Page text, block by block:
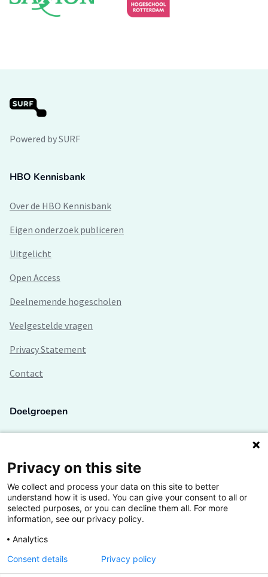
Powered by SURF
HBO Kennisbank
Over de HBO Kennisbank
Eigen onderzoek publiceren
Uitgelicht
Open Access
Deelnemende hogescholen
Veelgestelde vragen
Privacy Statement
Contact
Doelgroepen
Lectoren en onderzoekers
Bedrijven
Hogescholen
Privacy on this site
We collect and process your data on this site to better
understand how it is used. You can give your consent to all or
selected purposes, or you can decline them all. For more
information, see our privacy policy.
Analytics
Consent details
Privacy policy